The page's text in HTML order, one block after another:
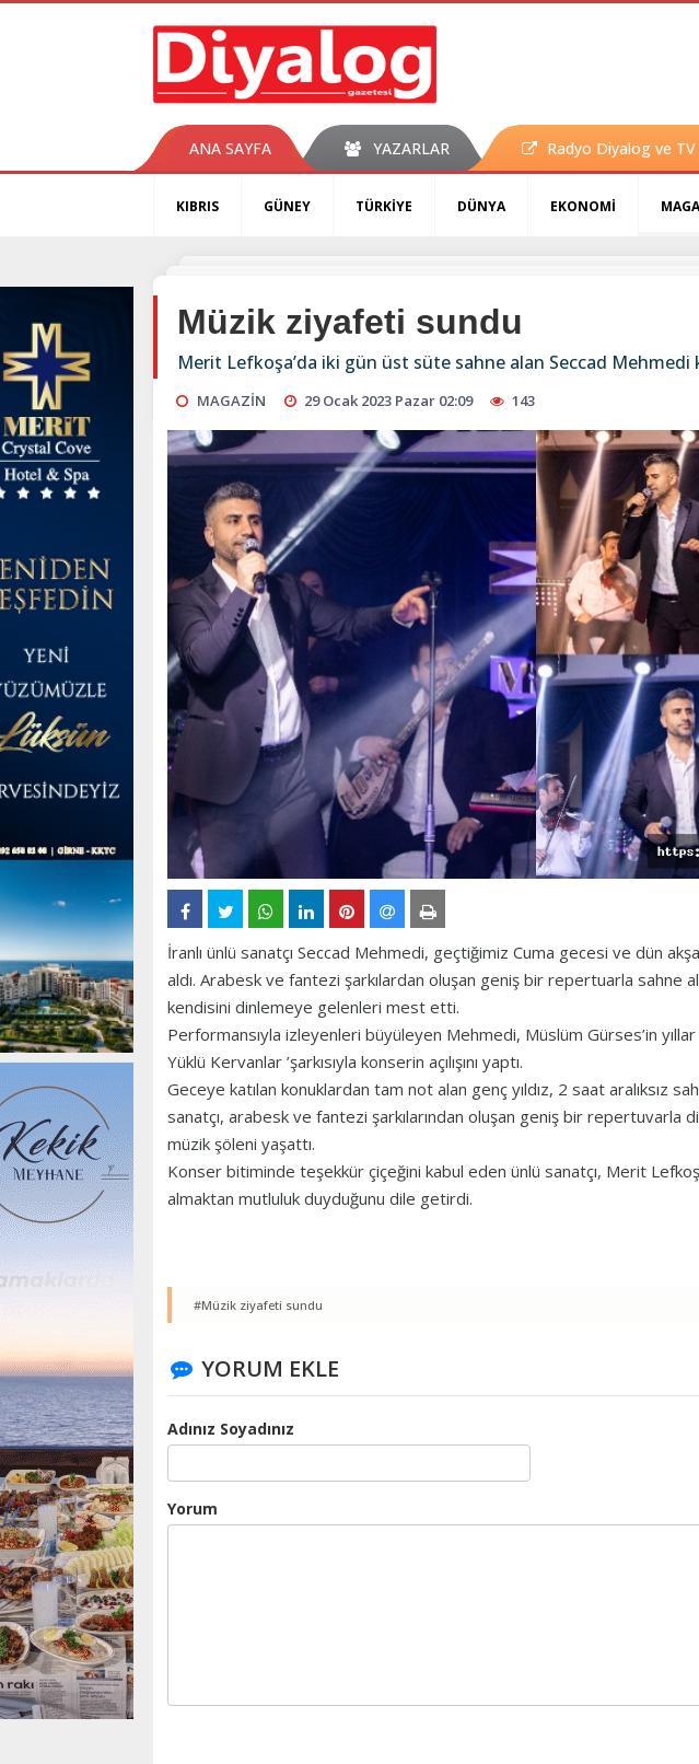
ANA SAYFA YAZARLAR Radyo Diyalog ve TV
KIBRIS GÜNEY TÜRKİYE DÜNYA EKONOMİ
Müzik ziyafeti sundu
Merit Lefkoşa’da iki gün üst süte sahne alan Seccad
MAGAZİN 29 Ocak 2023 Pazar 02:09 143
İranlı ünlü sanatçı Seccad Mehmedi, geçtiğimiz Cuma gecesi ve dün
aldı. Arabesk ve fantezi şarkılardan oluşan geniş bir repertuarla sahne
kendisini dinlemeye gelenleri mest etti.
Performansıyla izleyenleri büyüleyen Mehmedi, Müslüm Gürses’in
Yüklü Kervanlar ’şarkısıyla konserin açılışını yaptı.
Geceye katılan konuklardan tam not alan genç yıldız, 2 saat aralıksız
sanatçı, arabesk ve fantezi şarkılarından oluşan geniş bir repertuvarla
müzik şöleni yaşattı.
Konser bitiminde teşekkür çiçeğini kabul eden ünlü sanatçı, Merit
almaktan mutluluk duyduğunu dile getirdi.
#Müzik ziyafeti sundu
YORUM EKLE
Adınız Soyadınız
Yorum